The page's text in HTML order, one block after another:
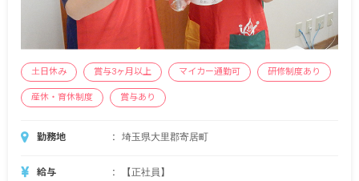
土日休み 賞与3ヶ月以上 マイカー通勤可 研修制度あり
産休・育休制度 賞与あり
勤務地 埼玉県大里郡寄居町
給与
【正社員】